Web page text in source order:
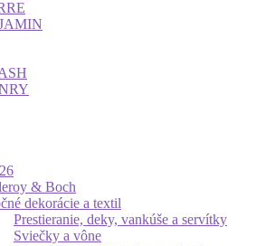
& Boch
dekorácie a textil
Prestieranie, deky, vankúše a servítky
Sviečky a vône